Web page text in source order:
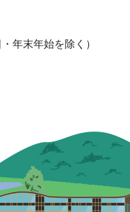
年末年始を除く）